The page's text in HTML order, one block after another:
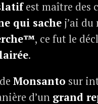
est maître des
qui sache j’ai
, ce fut le
.
Monsanto sur
d’un grand